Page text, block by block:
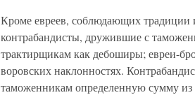
Кроме евреев, соблюдающих традиции
контрабандисты, дружившие с
трактирщикам как дебоширы; евреи-
воровских наклонностях.
таможенникам определенную сумму